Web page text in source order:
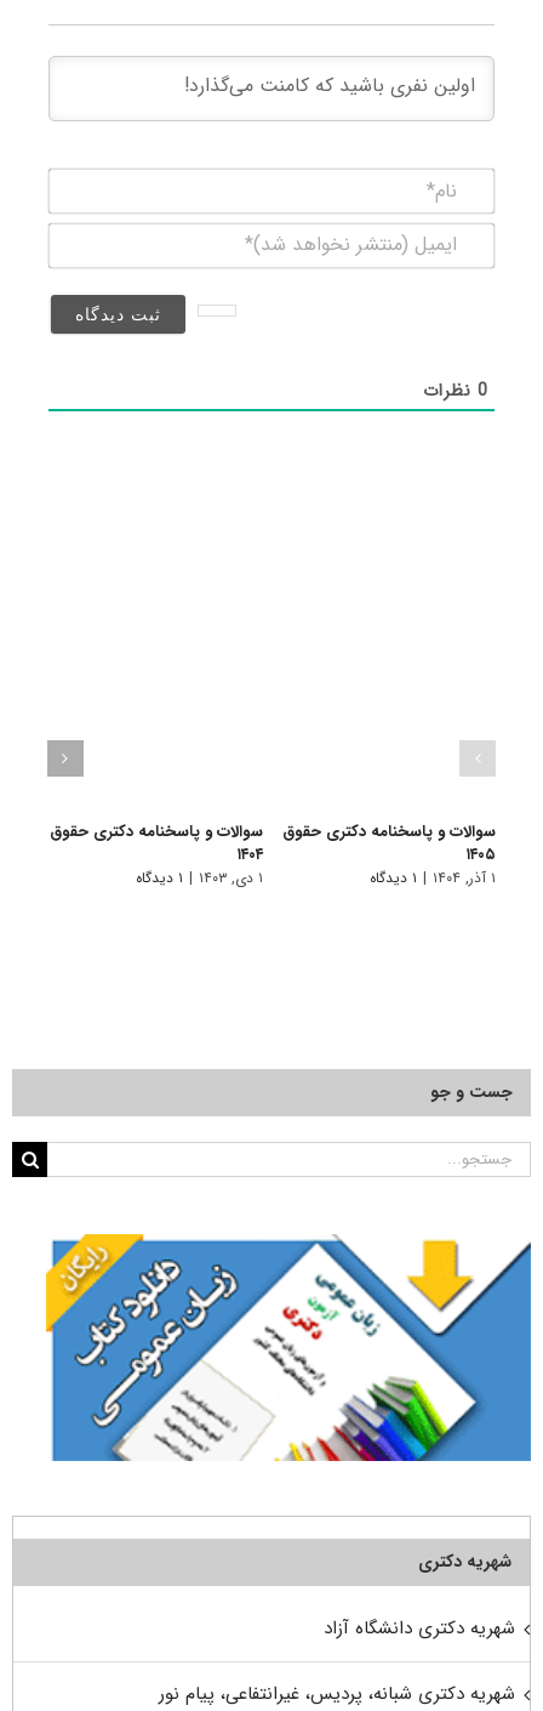
(منتشر
0نظرات
سوالات و پاسخنامه دکتری حقوق
۱۴۰۵
۱ آذر, ۱۴۰۴ | ۱ دیدگاه
سوالات و پاسخنامه دکتری حقوق
۱۴۰۴
۱ دی, ۱۴۰۳ | ۱ دیدگاه
جست و جو
جستجو
شهریه دکتری
شهریه دکتری دانشگاه آزاد
شهریه دکتری شبانه، پردیس، غیرانتفاعی، پیام نور